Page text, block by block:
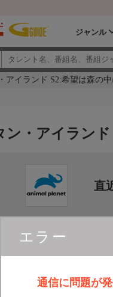
ジャンル
アイランド S2:希望は森の中
エラー
通信に問題が
ン・アイランド
直